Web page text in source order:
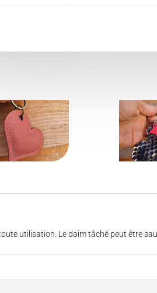
utilisation. Le daim tâché peut être